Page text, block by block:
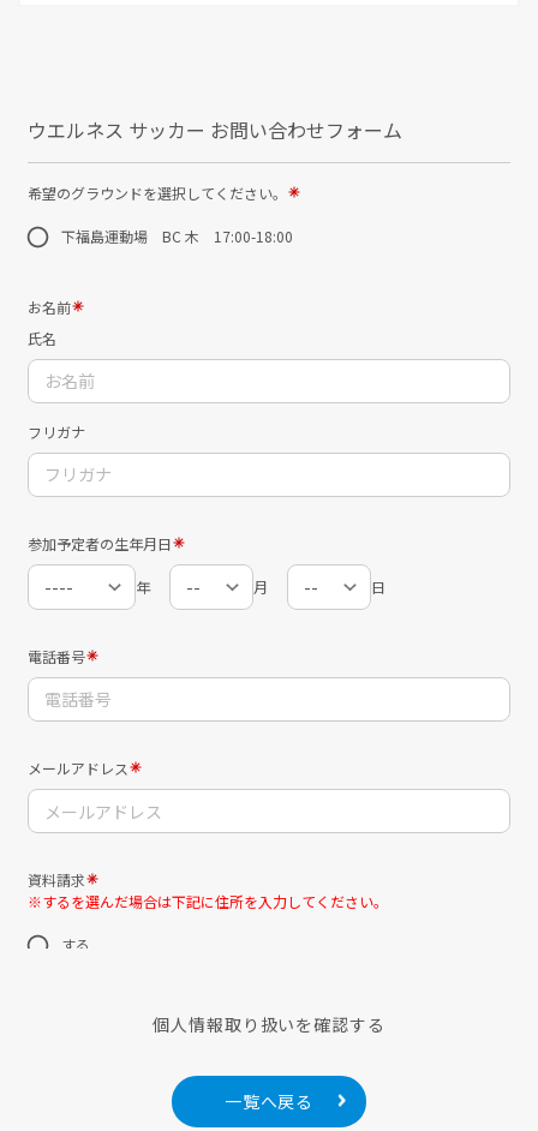
個人情報取り扱いを確認する
一覧へ戻る